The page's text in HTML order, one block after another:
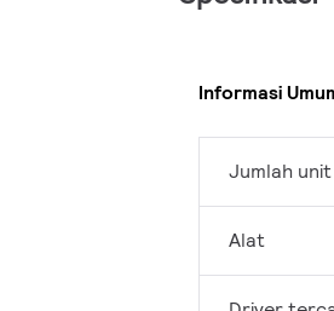
Informasi
Jumlah
Alat